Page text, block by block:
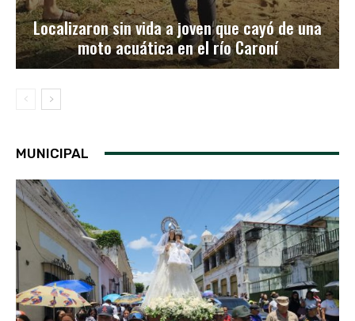
Localizaron sin vida a joven que cayó de una
moto acuática en el río Caroní
MUNICIPAL